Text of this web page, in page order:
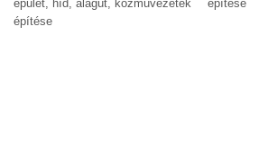
épület, híd, alagút, közművezeték
építése
építése